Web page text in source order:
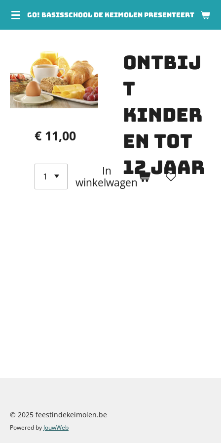
Ga
hoofdinhoud
GO! BASISSCHOOL DE KEIMOLEN PRESENTEERT
Ontbij
t
kinder
en tot
12 jaar
€ 11,00
In
winkelwagen
© 2025 feestindekeimolen.be
Powered by JouwWeb